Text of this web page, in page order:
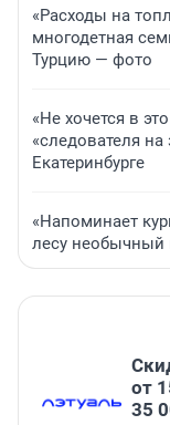
«Расходы на
многодетная
Турцию — фото
«Не хочется в
«следователя
Екатеринбурге
«Напоминает
лесу необычный
от
35